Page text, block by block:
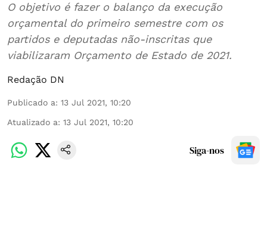
O objetivo é fazer o balanço da execução
orçamental do primeiro semestre com os
partidos e deputadas não-inscritas que
viabilizaram Orçamento de Estado de 2021.
Redação DN
Publicado a: 13 Jul 2021, 10:20
Atualizado a: 13 Jul 2021, 10:20
Siga-nos